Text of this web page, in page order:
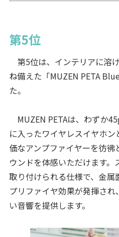
第5位
第5位は、インテリアに溶
ね備えた「MUZEN PETA
た。
MUZEN PETAは、わずか
に入ったワイヤレスイヤホ
価なアンプファイヤーを彷
ウンドを体感いただけます
取り付けられる仕様で、金
プリファイヤ効果が発揮さ
い音響を提供します。